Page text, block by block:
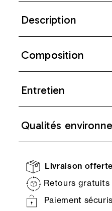
Description
Composition
Entretien
Qualités
Livraison
Retours
Paiement